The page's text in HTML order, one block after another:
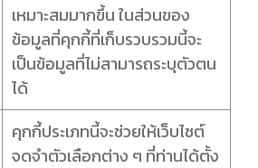
เหมาะสมมากขึ้น ในส่วนของ
ข้อมูลที่คุกกี้ที่เก็บรวบรวมนี้จะ
เป็นข้อมูลที่ไม่สามารถระบุตัวตน
ได้
คุกกี้ประเภทนี้จะช่วยให้เว็บไซต์
จดจำตัวเลือกต่าง ๆ ที่ท่านได้ตั้ง